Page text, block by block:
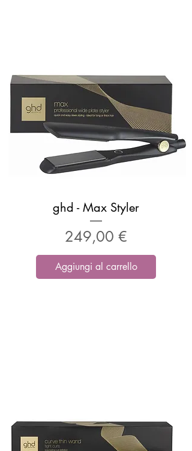
ghd - Max Styler
Prezzo
249,00 €
Aggiungi al carrello